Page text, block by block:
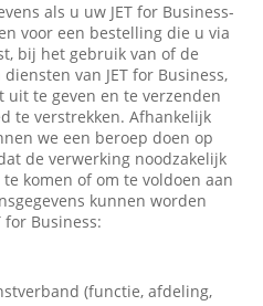
als u uw JET for Business-
voor een bestelling die u via
bij het gebruik van of de
van JET for Business,
uit te geven en te verzenden
te verstrekken. Afhankelijk
we een beroep doen op
de verwerking noodzakelijk
komen of om te voldoen aan
kunnen worden
for Business:
(functie, afdeling,